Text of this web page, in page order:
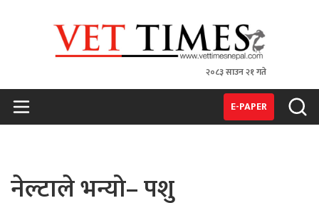
२०८३ साउन २१ गते
E-PAPER
नेल्टाले भन्यो– पशु